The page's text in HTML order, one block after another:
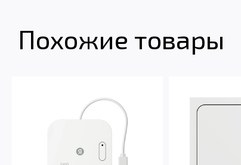
Похожие товары